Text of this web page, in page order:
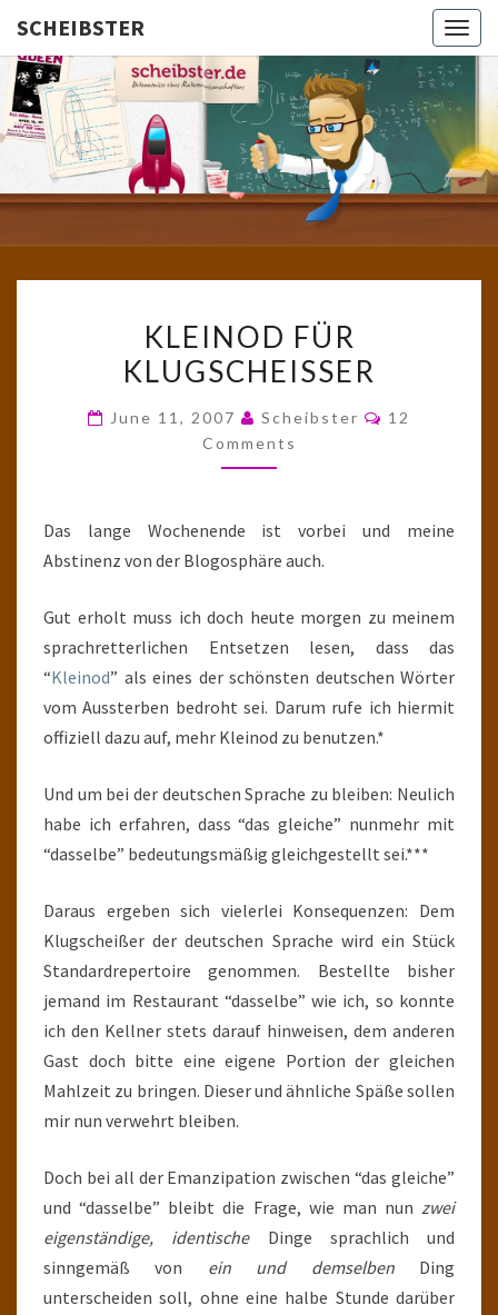
SCHEIBSTER
Gutbürgerliche
Reime Und
Mehr! In
Blogform.
School!
FÜR
KLUGSCHEISSER
KLEINOD FÜR
KLUGSCHEISSER
June 11, 2007 Scheibster Comments
12
Comments
Das lange Wochenende ist vorbei und meine
Abstinenz von der Blogosphäre auch.
Gut erholt muss ich doch heute morgen zu meinem
sprachretterlichen Entsetzen lesen, dass das
“Kleinod” als eines der schönsten deutschen Wörter
vom Aussterben bedroht sei. Darum rufe ich hiermit
offiziell dazu auf, mehr Kleinod zu benutzen.*
Und um bei der deutschen Sprache zu bleiben: Neulich
habe ich erfahren, dass “das gleiche” nunmehr mit
“dasselbe” bedeutungsmäßig gleichgestellt sei.***
Daraus ergeben sich vielerlei Konsequenzen: Dem
Klugscheißer der deutschen Sprache wird ein Stück
Standardrepertoire genommen. Bestellte bisher
jemand im Restaurant “dasselbe” wie ich, so konnte
ich den Kellner stets darauf hinweisen, dem anderen
Gast doch bitte eine eigene Portion der gleichen
Mahlzeit zu bringen. Dieser und ähnliche Späße sollen
mir nun verwehrt bleiben.
Doch bei all der Emanzipation zwischen “das gleiche”
und “dasselbe” bleibt die Frage, wie man nun zwei
eigenständige, identischeDinge sprachlich und
sinngemäß von ein und demselbenDing
unterscheiden soll, ohne eine halbe Stunde darüber